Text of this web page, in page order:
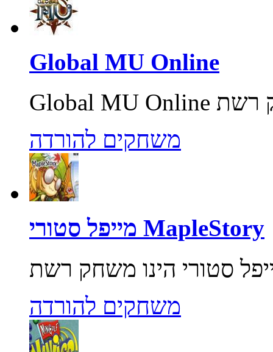
Global MU Online
משחקים להורדה
מייפל סטורי MapleStory
משחקים להורדה